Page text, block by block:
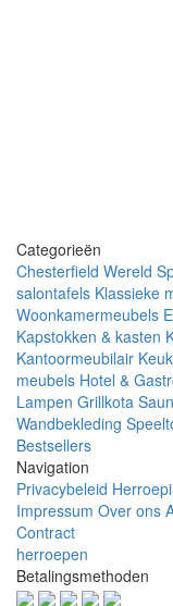
Categorieën
Chesterfield Wereld
salontafels Klassieke
Woonkamermeubels
Kapstokken & kasten
Kantoormeubilair
meubels Hotel &
Lampen Grillkota
Wandbekleding
Bestsellers
Navigation
Privacybeleid
Impressum Over ons
Contract
herroepen
Betalingsmethoden